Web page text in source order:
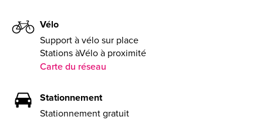
Vélo
Support à vélo sur place
Stations àVélo à proximité
Carte du réseau
Stationnement
Stationnement gratuit